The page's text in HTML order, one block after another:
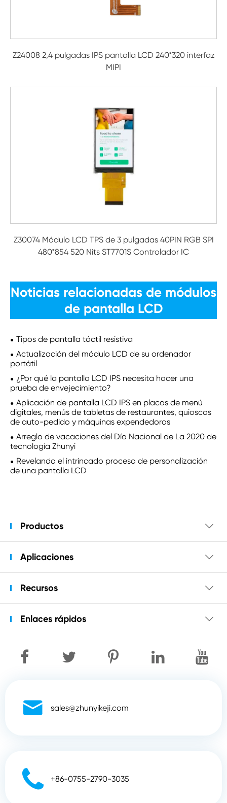
Z24008 2,4 pulgadas IPS pantalla LCD 240*320 interfaz
MIPI
Z30074 Módulo LCD TPS de 3 pulgadas 40PIN RGB SPI
480*854 520 Nits ST7701S Controlador IC
Noticias relacionadas de módulos
de pantalla LCD
Tipos de pantalla táctil resistiva
Actualización del módulo LCD de su ordenador
portátil
¿Por qué la pantalla LCD IPS necesita hacer una
prueba de envejecimiento?
Aplicación de pantalla LCD IPS en placas de menú
digitales, menús de tabletas de restaurantes, quioscos
de auto-pedido y máquinas expendedoras
Arreglo de vacaciones del Día Nacional de La 2020 de
tecnología Zhunyi
Revelando el intrincado proceso de personalización
de una pantalla LCD
Productos 
Aplicaciones 
Recursos 
Enlaces rápidos 
 sales@zhunyikeji.com
 +86-0755-2790-3035